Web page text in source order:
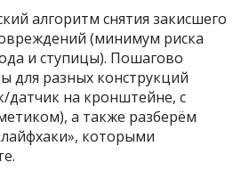
алгоритм снятия закисшего
(минимум риска
и ступицы). Пошагово
для разных конструкций
датчик на кронштейне, с
а также разберём
которыми